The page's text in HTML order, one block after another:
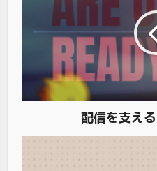
配信を支え